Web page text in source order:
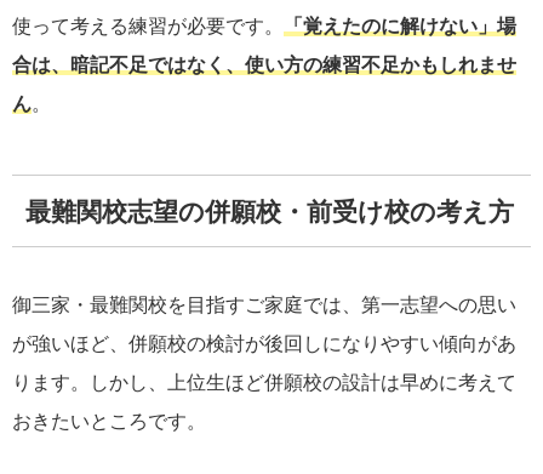
使って考える練習が必要です。
「覚えたのに解けない」場
合は、暗記不足ではなく、使い方の練習不足かもしれませ
ん。
最難関校志望の併願校・前受け校の考え方
御三家・最難関校を目指すご家庭では、第一志望への思い
が強いほど、併願校の検討が後回しになりやすい傾向があ
ります。しかし、上位生ほど併願校の設計は早めに考えて
おきたいところです。